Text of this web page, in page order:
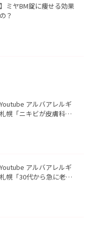
ミヤBM錠に痩せる効果
？
アルバアレルギ
幌「ニキビが皮膚科で
アルバアレルギ
幌「30代から急に老け